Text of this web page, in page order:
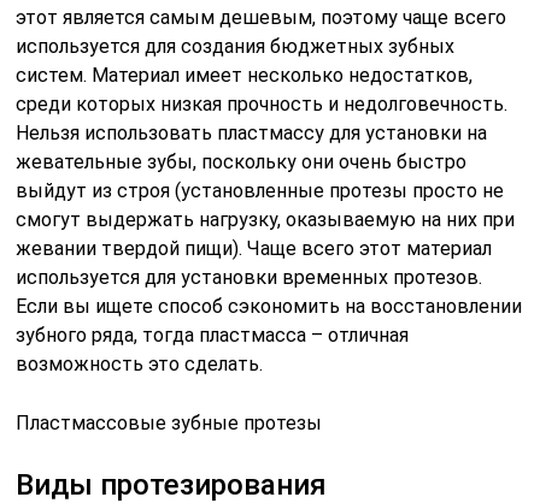
этот является самым дешевым, поэтому чаще всего
используется для создания бюджетных зубных
систем. Материал имеет несколько недостатков,
среди которых низкая прочность и недолговечность.
Нельзя использовать пластмассу для установки на
жевательные зубы, поскольку они очень быстро
выйдут из строя (установленные протезы просто не
смогут выдержать нагрузку, оказываемую на них при
жевании твердой пищи). Чаще всего этот материал
используется для установки временных протезов.
Если вы ищете способ сэкономить на восстановлении
зубного ряда, тогда пластмасса – отличная
возможность это сделать.
Пластмассовые зубные протезы
Виды протезирования